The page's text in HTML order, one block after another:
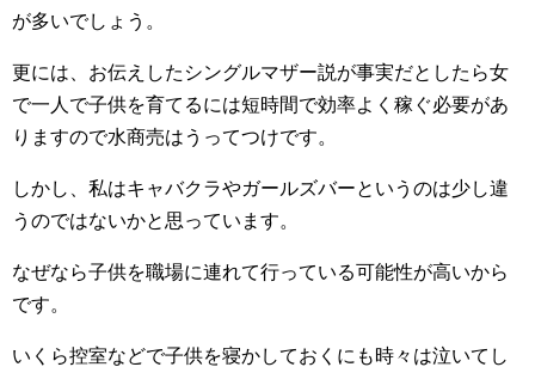
が多いでしょう。
更には、お伝えしたシングルマザー説が事実だとしたら女
で一人で子供を育てるには短時間で効率よく稼ぐ必要があ
りますので水商売はうってつけです。
しかし、私はキャバクラやガールズバーというのは少し違
うのではないかと思っています。
なぜなら子供を職場に連れて行っている可能性が高いから
です。
いくら控室などで子供を寝かしておくにも時々は泣いてし